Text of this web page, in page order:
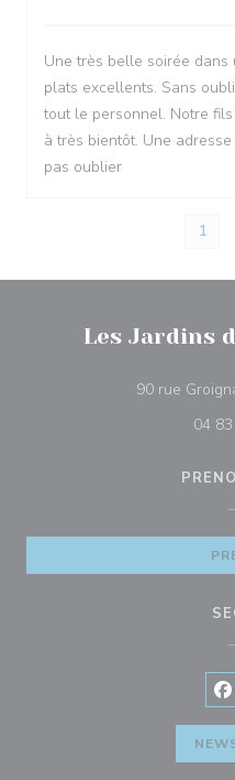
Une très belle soirée dans
plats excellents. Sans
tout le personnel. Notre
à très bientôt. Une
pas oublier
1
Les Jardins
90 rue
04